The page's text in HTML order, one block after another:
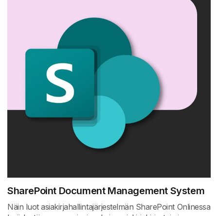
SharePoint Document Management System
Näin luot asiakirjahallintajärjestelmän SharePoint Onlinessa